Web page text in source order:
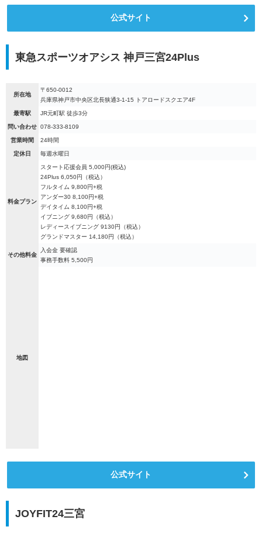
公式サイト
東急スポーツオアシス 神戸三宮24Plus
所在地
〒650-0012
兵庫県神戸市中央区北長狭通3-1-15 トアロードスクエア4F
最寄駅 JR元町駅 徒歩3分
問い合わせ 078-333-8109
営業時間 24時間
定休日 毎週水曜日
料金プラン
スタート応援会員 5,000円(税込)
24Plus 6,050円（税込）
フルタイム 9,800円+税
アンダー30 8,100円+税
デイタイム 8,100円+税
イブニング 9,680円（税込）
レディースイブニング 9130円（税込）
グランドマスター 14,180円（税込）
その他料金
入会金 要確認
事務手数料 5,500円
地図
公式サイト
JOYFIT24三宮